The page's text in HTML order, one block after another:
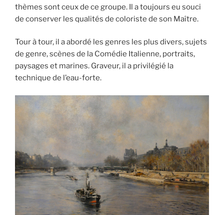
thèmes sont ceux de ce groupe. Il a toujours eu souci
de conserver les qualités de coloriste de son Maître.
Tour à tour, il a abordé les genres les plus divers, sujets
de genre, scènes de la Comédie Italienne, portraits,
paysages et marines. Graveur, il a privilégié la
technique de l’eau-forte.